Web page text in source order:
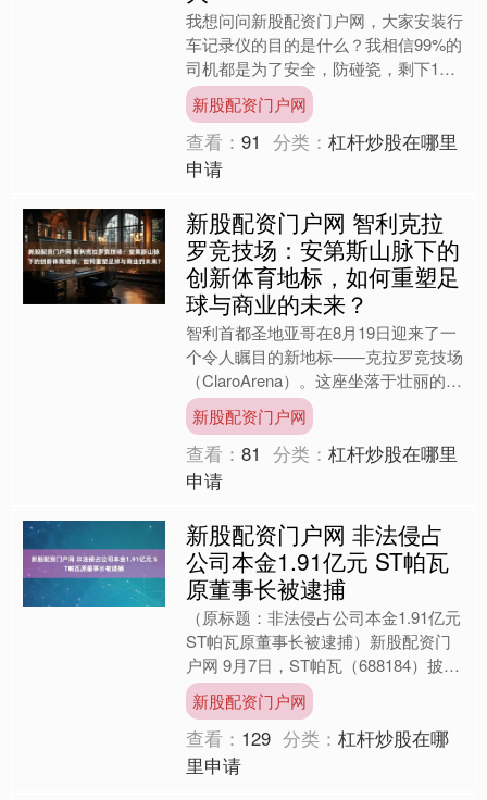
我想问问新股配资门户网，大家安装行
车记录仪的目的是什么？我相信99%的
司机都是为了安全，防碰瓷，剩下1%
的司机可能是买车的时候4S店为了促
成交易送的，稀里糊涂的....
新股配资门户网
查看：91 分类：杠杆炒股在哪里
申请
新股配资门户网 智利克拉
罗竞技场：安第斯山脉下的
创新体育地标，如何重塑足
球与商业的未来？
智利首都圣地亚哥在8月19日迎来了一
个令人瞩目的新地标——克拉罗竞技场
（ClaroArena）。这座坐落于壮丽的安
第斯山脉脚下的新体育场馆新股配资门
户网，不仅是....
新股配资门户网
查看：81 分类：杠杆炒股在哪里
申请
新股配资门户网 非法侵占
公司本金1.91亿元 ST帕瓦
原董事长被逮捕
（原标题：非法侵占公司本金1.91亿元
ST帕瓦原董事长被逮捕）新股配资门
户网 9月7日，ST帕瓦（688184）披露
公告称，公司于2025年8月1日收到公
安机....
新股配资门户网
查看： 129 分类：杠杆炒股在哪
里申请